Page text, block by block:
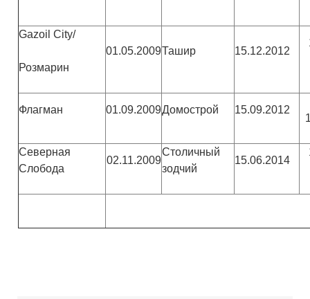
Gazoil City/
Розмарин
01.05.2009Ташир 15.12.2012
Флагман 01.09.2009Домострой 15.09.2012
Северная
Слобода
02.11.2009
Столичный
зодчий
15.06.2014